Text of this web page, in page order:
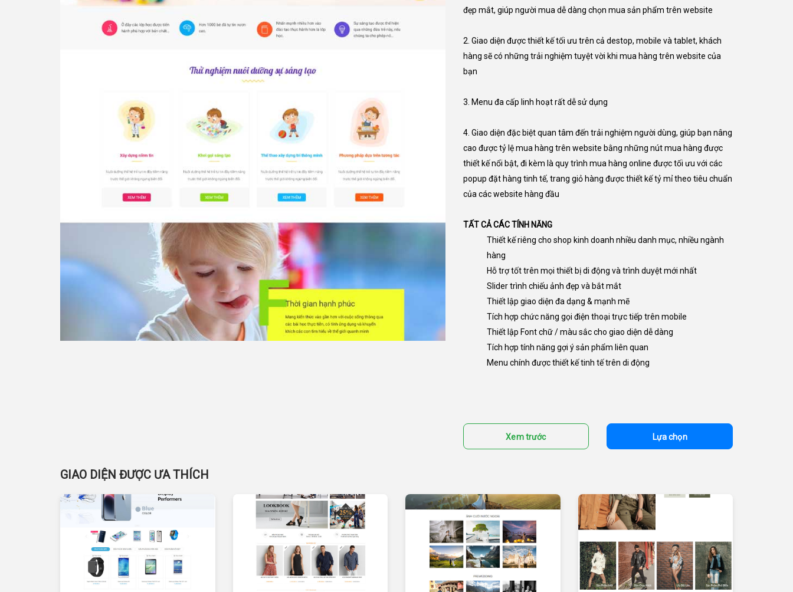
đẹp mắt, giúp người mua dễ dàng chọn mua sản phẩm trên website
2. Giao diện được thiết kế tối ưu trên cả destop, mobile và tablet, khách
hàng sẽ có những trải nghiệm tuyệt vời khi mua hàng trên website của
bạn
3. Menu đa cấp linh hoạt rất dễ sử dụng
4. Giao diện đặc biệt quan tâm đến trải nghiệm người dùng, giúp bạn nâng
cao được tỷ lệ mua hàng trên website bằng những nút mua hàng được
thiết kế nổi bật, đi kèm là quy trình mua hàng online được tối ưu với các
popup đặt hàng tinh tế, trang giỏ hàng được thiết kế tỷ mỉ theo tiêu chuẩn
của các website hàng đầu
TẤT CẢ CÁC TÍNH NĂNG
Thiết kế riêng cho shop kinh doanh nhiều danh mục, nhiều ngành
hàng
Hỗ trợ tốt trên mọi thiết bị di động và trình duyệt mới nhất
Slider trình chiếu ảnh đẹp và bắt mắt
Thiết lập giao diện đa dạng & mạnh mẽ
Tích hợp chức năng gọi điện thoại trực tiếp trên mobile
Thiết lập Font chữ / màu sắc cho giao diện dễ dàng
Tích hợp tính năng gợi ý sản phẩm liên quan
Menu chính được thiết kế tinh tế trên di động
Xem trước Lựa chọn
GIAO DIỆN ĐƯỢC ƯA THÍCH